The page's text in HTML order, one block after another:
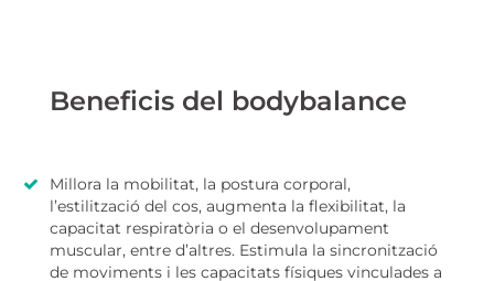
Beneficis del bodybalance
Millora la mobilitat, la postura corporal,
l’estilització del cos, augmenta la flexibilitat, la
capacitat respiratòria o el desenvolupament
muscular, entre d’altres. Estimula la sincronització
de moviments i les capacitats físiques vinculades a